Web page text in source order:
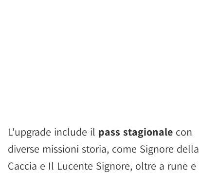
L'upgrade include il pass stagionale con
diverse missioni storia, come Signore della
Caccia e Il Lucente Signore, oltre a rune e